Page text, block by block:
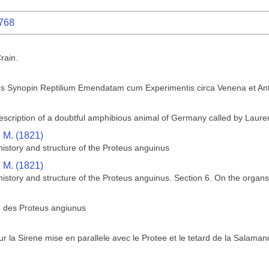
Synopin Reptilium Emendatam cum Experimentis circa Venena et
of a doubtful amphibious animal of Germany called by
M. (1821)
and structure of the Proteus anguinus
M. (1821)
and structure of the Proteus anguinus. Section 6. On the
Proteus angiunus
la Sirene mise en parallele avec le Protee et le tetard de la